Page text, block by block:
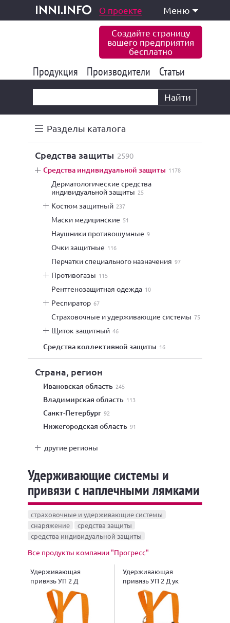
inni.info
и услуги О проекте Меню
Создайте страницу
вашего предприятия
бесплатно
Продукция 177 843
Производители 6 775
Статьи
Найти
Разделы каталога
средства защиты 2590
средства индивидуальной защиты 1178
дерматологические средства
индивидуальной защиты 25
костюм защитный 237
маски медицинские 51
наушники противошумные 9
очки защитные 116
перчатки специального назначения 97
противогазы 115
рентгенозащитная одежда 10
респиратор 67
страховочные и удерживающие системы 75
щиток защитный 46
средства коллективной защиты 16
Страна, регион
Ивановская область 245
Владимирская область 113
Санкт-Петербург 92
Нижегородская область 91
другие регионы
Удерживающие системы и
привязи с наплечными лямками
страховочные и удерживающие системы
снаряжение
средства защиты
средства индивидуальной защиты
Все продукты компании "Прогресс"
Удерживающая
привязь УП 2 Д
Удерживающая
привязь УП 2 Д ук